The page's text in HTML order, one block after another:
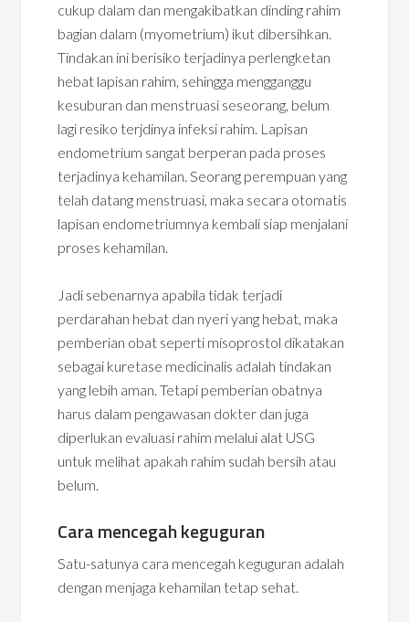
cukup dalam dan mengakibatkan dinding rahim
bagian dalam (myometrium) ikut dibersihkan.
Tindakan ini berisiko terjadinya perlengketan
hebat lapisan rahim, sehingga mengganggu
kesuburan dan menstruasi seseorang, belum
lagi resiko terjdinya infeksi rahim. Lapisan
endometrium sangat berperan pada proses
terjadinya kehamilan. Seorang perempuan yang
telah datang menstruasi, maka secara otomatis
lapisan endometriumnya kembali siap menjalani
proses kehamilan.
Jadi sebenarnya apabila tidak terjadi
perdarahan hebat dan nyeri yang hebat, maka
pemberian obat seperti misoprostol dikatakan
sebagai kuretase medicinalis adalah tindakan
yang lebih aman. Tetapi pemberian obatnya
harus dalam pengawasan dokter dan juga
diperlukan evaluasi rahim melalui alat USG
untuk melihat apakah rahim sudah bersih atau
belum.
Cara mencegah keguguran
Satu-satunya cara mencegah keguguran adalah
dengan menjaga kehamilan tetap sehat.